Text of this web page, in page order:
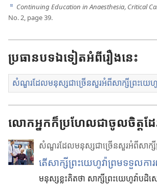
d Cont​in​u​in​g Education in Anaesthesia, Critical
No. 2, page 39.
ប្រធានបទឯទៀតអំពីរឿងនេះ
សំណួរដែលមនុស្សជាច្រើនសួរអំពីសាក្សីព្រះយេហូ
លោកអ្នកក៏ប្រហែលជាចូលចិត្តដែ
សំណួរដែលមនុស្សជាច្រើនសួរអំពីសាក្សី
តើសាក្សីព្រះយេហូវ៉ាព្រមទទួលការ
មនុស្ស​ខ្លះ​គិត​ថា សាក្សី​ព្រះ​យេហូវ៉ា​បដិស